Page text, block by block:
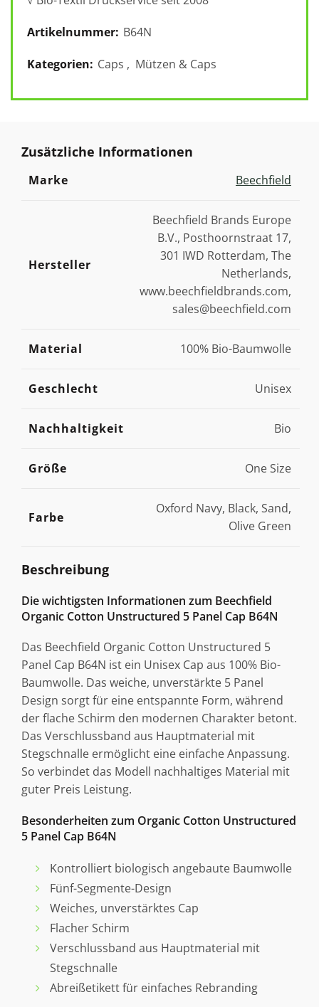
Artikelnummer: B64N
Kategorien: Caps , Mützen & Caps
Zusätzliche Informationen
Marke Beechfield
Hersteller
Beechfield Brands Europe
B.V., Posthoornstraat 17,
301 IWD Rotterdam, The
Netherlands,
www.beechfieldbrands.com,
sales@beechfield.com
Material 100% Bio-Baumwolle
Geschlecht Unisex
Nachhaltigkeit Bio
Größe One Size
Farbe
Oxford Navy, Black, Sand,
Olive Green
Beschreibung
Die wichtigsten Informationen zum Beechfield
Organic Cotton Unstructured 5 Panel Cap B64N
Das Beechfield Organic Cotton Unstructured 5
Panel Cap B64N ist ein Unisex Cap aus 100% Bio-
Baumwolle. Das weiche, unverstärkte 5 Panel
Design sorgt für eine entspannte Form, während
der flache Schirm den modernen Charakter betont.
Das Verschlussband aus Hauptmaterial mit
Stegschnalle ermöglicht eine einfache Anpassung.
So verbindet das Modell nachhaltiges Material mit
guter Preis Leistung.
Besonderheiten zum Organic Cotton Unstructured
5 Panel Cap B64N
Kontrolliert biologisch angebaute Baumwolle
Fünf-Segmente-Design
Weiches, unverstärktes Cap
Flacher Schirm
Verschlussband aus Hauptmaterial mit
Stegschnalle
Abreißetikett für einfaches Rebranding